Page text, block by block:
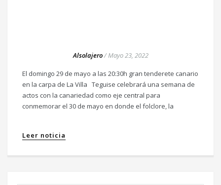
Alsolajero/Mayo 23, 2022
El domingo 29 de mayo a las 20:30h gran tenderete canario
en la carpa de La Villa Teguise celebrará una semana de
actos con la canariedad como eje central para
conmemorar el 30 de mayo en donde el folclore, la
Leer noticia